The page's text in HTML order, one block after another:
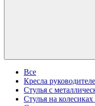
Все
Кресла
Стулья с
Стулья на